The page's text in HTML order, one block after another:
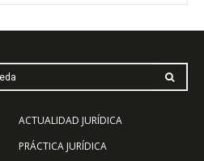
ACTUALIDAD JURÍDICA
PRÁCTICA JURÍDICA